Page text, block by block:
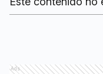
Ads